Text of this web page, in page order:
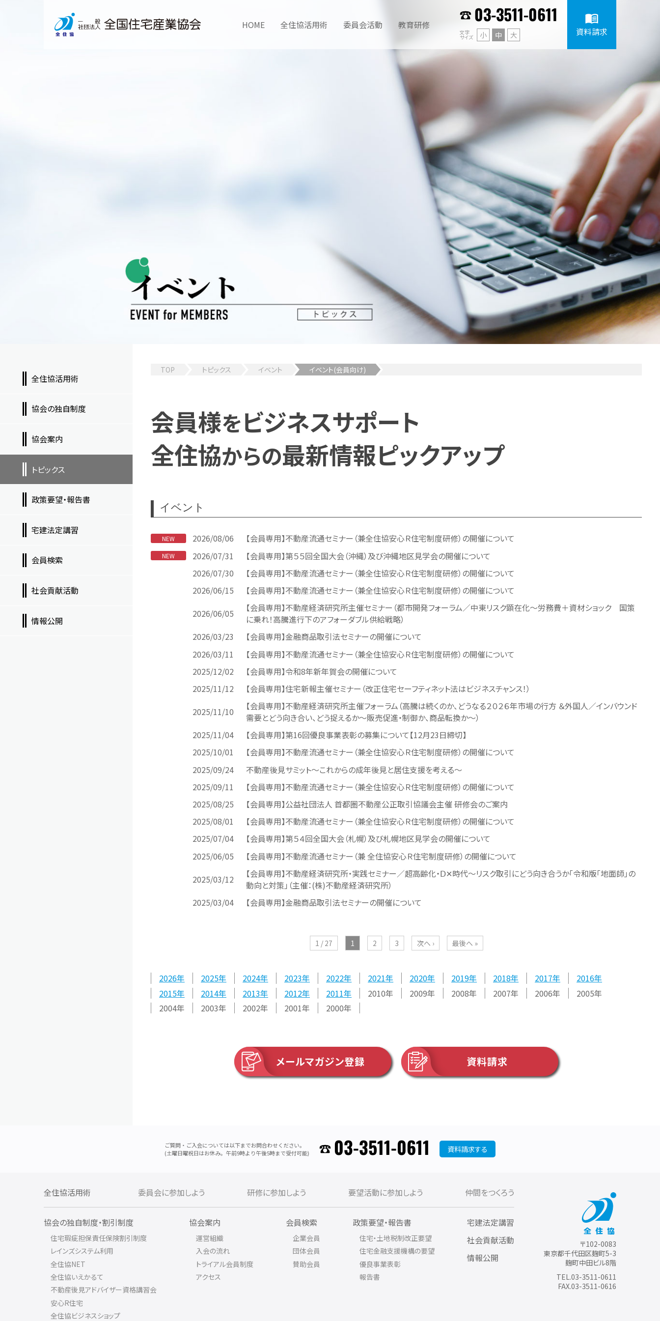
HOME 全住協活用術 委員会活動 教育研修 03-3511-0611
文字
サイズ 小 中 大
menu_book
資料請求
TOP トピックス イベント イベント(会員向け)
会員様をビジネスサポート
全住協からの最新情報ピックアップ
イベント
2026/08/06
NEW
【会員専用】不動産流通セミナー（兼全住協安心Ｒ住宅制度研修）の開催について
2026/07/31
NEW
【会員専用】第５５回全国大会（沖縄）及び沖縄地区見学会の開催について
2026/07/30
【会員専用】不動産流通セミナー（兼全住協安心Ｒ住宅制度研修）の開催について
2026/06/15
【会員専用】不動産流通セミナー（兼全住協安心Ｒ住宅制度研修）の開催について
2026/06/05
【会員専用】不動産経済研究所主催セミナー（都市開発フォーラム／中東リスク顕在化～労務費＋資材ショック 国策
に乗れ！高騰進行下のアフォーダブル供給戦略）
2026/03/23
【会員専用】金融商品取引法セミナーの開催について
2026/03/11
【会員専用】不動産流通セミナー（兼全住協安心Ｒ住宅制度研修）の開催について
2025/12/02
【会員専用】令和8年新年賀会の開催について
2025/11/12
【会員専用】住宅新報主催セミナー（改正住宅セーフティネット法はビジネスチャンス！）
2025/11/10
【会員専用】不動産経済研究所主催フォーラム（高騰は続くのか、どうなる２０２６年市場の行方 ＆外国人／インバウンド
需要とどう向き合い、どう捉えるか～販売促進・制御か、商品転換か～）
2025/11/04
【会員専用】第16回優良事業表彰の募集について【12月23日締切】
2025/10/01
【会員専用】不動産流通セミナー（兼全住協安心Ｒ住宅制度研修）の開催について
2025/09/24
不動産後見サミット～これからの成年後見と居住支援を考える～
2025/09/11
【会員専用】不動産流通セミナー（兼全住協安心Ｒ住宅制度研修）の開催について
2025/08/25
【会員専用】公益社団法人 首都圏不動産公正取引協議会主催 研修会のご案内
2025/08/01
【会員専用】不動産流通セミナー（兼全住協安心Ｒ住宅制度研修）の開催について
2025/07/04
【会員専用】第５４回全国大会（札幌）及び札幌地区見学会の開催について
2025/06/05
【会員専用】不動産流通セミナー（兼 全住協安心Ｒ住宅制度研修）の開催について
2025/03/12
【会員専用】不動産経済研究所・実践セミナー／超高齢化・Ⅾ✕時代～リスク取引にどう向き合うか「令和版「地面師」の
動向と対策」（主催：(株)不動産経済研究所）
2025/03/04
【会員専用】金融商品取引法セミナーの開催について
1 / 27 1 2 3 次へ › 最後へ »
2026 2025 2024 2023 2022 2021 2020 2019 2018 2017
2016
2015
2014 2013 2012 2011 2010 2009 2008 2007 2006
2005
2004
2003 2002 2001 2000
メールマガジン登録 資料請求
全住協活用術
協会の独自制度
協会案内
トピックス
政策要望・報告書
宅建法定講習
会員検索
社会貢献活動
情報公開
ご質問・ご入会については以下までお問合わせください。
(土曜日曜祝日はお休み。午前9時より午後5時まで受付可能)
03-3511-0611 資料請求する
全住協活用術 委員会に参加しよう 研修に参加しよう 要望活動に参加しよう 仲間をつくろう
協会の独自制度・割引制度
住宅瑕疵担保責任保険割引制度
レインズシステム利用
全住協NET
全住協いえかるて
不動産後見アドバイザー資格講習会
安心R住宅
全住協ビジネスショップ
協会案内
運営組織
入会の流れ
トライアル会員制度
アクセス
会員検索
企業会員
団体会員
賛助会員
政策要望・報告書
住宅・土地税制改正要望
住宅金融支援機構の要望
優良事業表彰
報告書
宅建法定講習
社会貢献活動
情報公開
〒102-0083
東京都千代田区麹町5-3
麹町中田ビル8階
TEL.03-3511-0611
FAX.03-3511-0616